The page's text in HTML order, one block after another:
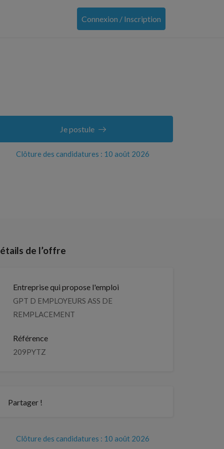
Connexion / Inscription
Clôture des candidatures : 10 août 2026
Je postule
de l’offre
Entreprise qui propose l'emploi
GPT D EMPLOYEURS ASS DE
REMPLACEMENT
Référence
209PYTZ
Partager !
Clôture des candidatures : 10 août 2026